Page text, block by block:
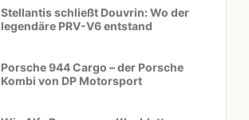
Stellantis schließt Douvrin: Wo der
legendäre PRV-V6 entstand
Porsche 944 Cargo – der Porsche
Kombi von DP Motorsport